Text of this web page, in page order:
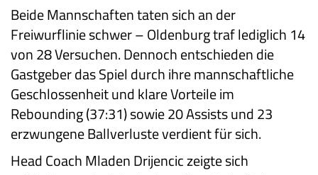
Beide Mannschaften taten sich an der
Freiwurflinie schwer – Oldenburg traf lediglich 14
von 28 Versuchen. Dennoch entschieden die
Gastgeber das Spiel durch ihre mannschaftliche
Geschlossenheit und klare Vorteile im
Rebounding (37:31) sowie 20 Assists und 23
erzwungene Ballverluste verdient für sich.
Head Coach Mladen Drijencic zeigte sich